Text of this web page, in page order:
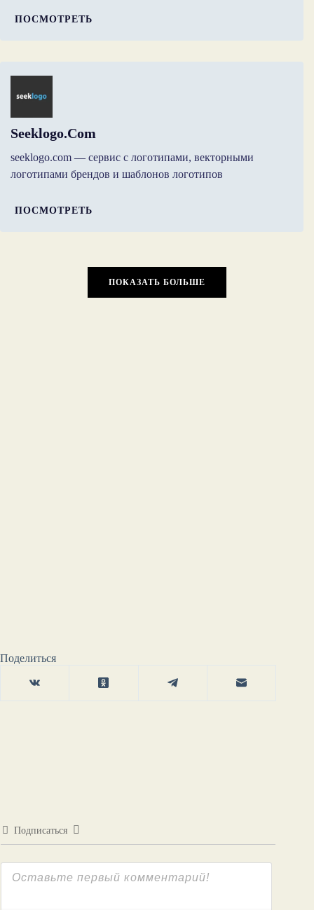
ПОСМОТРЕТЬ
Seeklogo.com
seeklogo.com — сервис с логотипами, векторными
логотипами брендов и шаблонов логотипов
ПОСМОТРЕТЬ
ПОКАЗАТЬ БОЛЬШЕ
Поделиться
Подписаться